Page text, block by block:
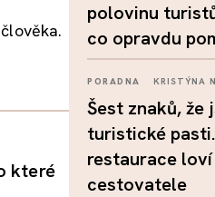
které
polovinu
co opravdu
PORADNA KRISTÝNA
Šest znaků, že
turistické
restaurace
cestovatele